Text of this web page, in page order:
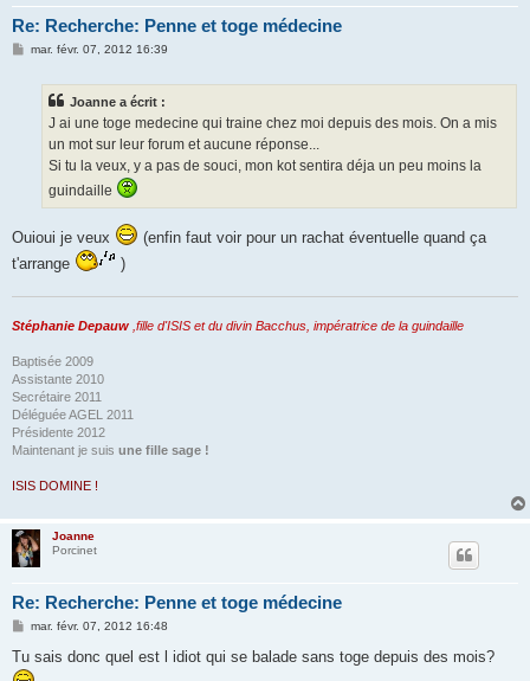
Re: Recherche: Penne et toge médecine
Mmar. févr. 07, 2012 16:39
Joanne a écrit :
J ai une toge medecine qui traine chez moi depuis des mois. On a mis
un mot sur leur forum et aucune réponse...
Si tu la veux, y a pas de souci, mon kot sentira déja un peu moins la
guindaille
Ouioui je veux
(enfin faut voir pour un rachat éventuelle quand ça
t'arrange
)
Stéphanie Depauw ,fille d'ISIS et du divin Bacchus, impératrice de la guindaille
Baptisée 2009
Assistante 2010
Secrétaire 2011
Déléguée AGEL 2011
Présidente 2012
Maintenant je suis une fille sage !
ISIS DOMINE !
Joanne
Porcinet
Re: Recherche: Penne et toge médecine
M
s
s
mar. févr. 07, 2012 16:48
Tu sais donc quel est l idiot qui se balade sans toge depuis des mois?